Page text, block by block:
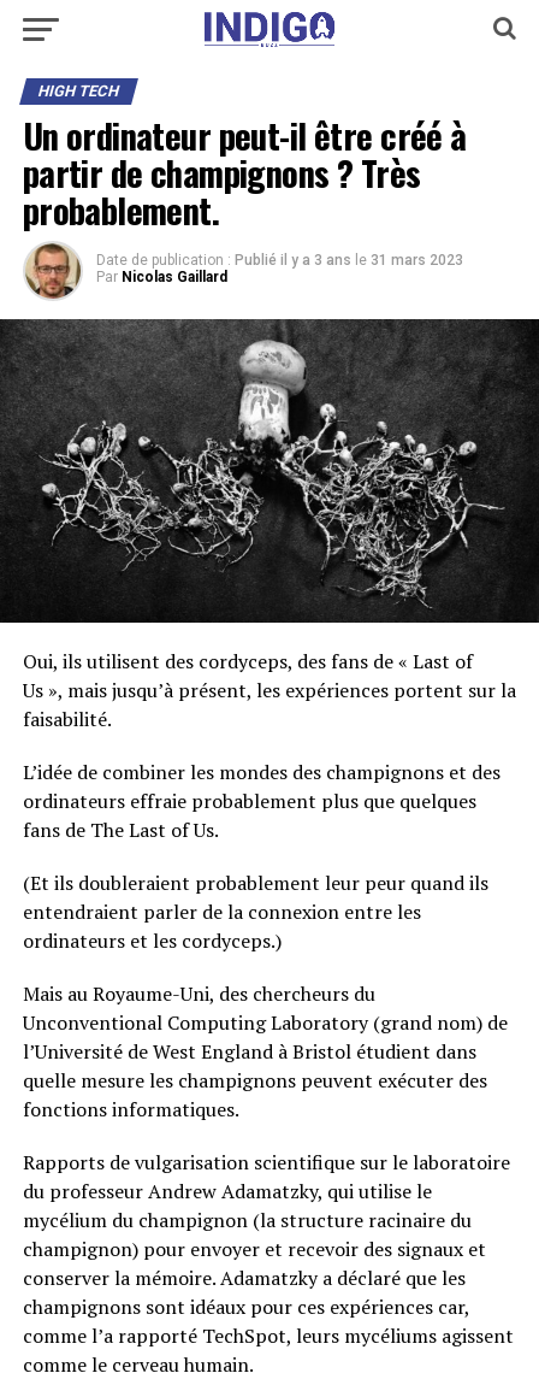
HIGH TECH
Un ordinateur peut-il être créé à
partir de champignons ? Très
probablement.
Date de publication : Publié il y a 3 ans le 31 mars 2023
Par Nicolas Gaillard
Oui, ils utilisent des cordyceps, des fans de « Last of
Us », mais jusqu’à présent, les expériences portent sur la
faisabilité.
L’idée de combiner les mondes des champignons et des
ordinateurs effraie probablement plus que quelques
fans de The Last of Us.
(Et ils doubleraient probablement leur peur quand ils
entendraient parler de la connexion entre les
ordinateurs et les cordyceps.)
Mais au Royaume-Uni, des chercheurs du
Unconventional Computing Laboratory (grand nom) de
l’Université de West England à Bristol étudient dans
quelle mesure les champignons peuvent exécuter des
fonctions informatiques.
Rapports de vulgarisation scientifique sur le laboratoire
du professeur Andrew Adamatzky, qui utilise le
mycélium du champignon (la structure racinaire du
champignon) pour envoyer et recevoir des signaux et
conserver la mémoire. Adamatzky a déclaré que les
champignons sont idéaux pour ces expériences car,
comme l’a rapporté TechSpot, leurs mycéliums agissent
comme le cerveau humain.